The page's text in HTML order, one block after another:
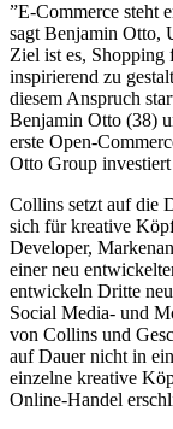
”E-Commerce steht
sagt Benjamin Otto,
Ziel ist es,
inspirierend zu
diesem Anspruch
Benjamin Otto (38)
erste Open-
Otto Group
Collins setzt auf die
sich für kreative
Developer,
einer neu
entwickeln Dritte
Social Media- und
von Collins und
auf Dauer nicht in
einzelne kreative
Online-Handel